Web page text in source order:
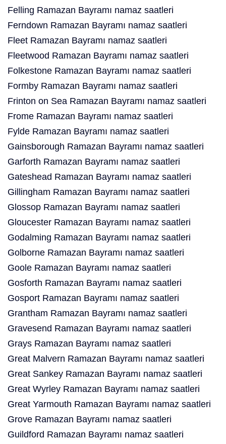
Felling Ramazan Bayramı namaz saatleri
Ferndown Ramazan Bayramı namaz saatleri
Fleet Ramazan Bayramı namaz saatleri
Fleetwood Ramazan Bayramı namaz saatleri
Folkestone Ramazan Bayramı namaz saatleri
Formby Ramazan Bayramı namaz saatleri
Frinton on Sea Ramazan Bayramı namaz saatleri
Frome Ramazan Bayramı namaz saatleri
Fylde Ramazan Bayramı namaz saatleri
Gainsborough Ramazan Bayramı namaz saatleri
Garforth Ramazan Bayramı namaz saatleri
Gateshead Ramazan Bayramı namaz saatleri
Gillingham Ramazan Bayramı namaz saatleri
Glossop Ramazan Bayramı namaz saatleri
Gloucester Ramazan Bayramı namaz saatleri
Godalming Ramazan Bayramı namaz saatleri
Golborne Ramazan Bayramı namaz saatleri
Goole Ramazan Bayramı namaz saatleri
Gosforth Ramazan Bayramı namaz saatleri
Gosport Ramazan Bayramı namaz saatleri
Grantham Ramazan Bayramı namaz saatleri
Gravesend Ramazan Bayramı namaz saatleri
Grays Ramazan Bayramı namaz saatleri
Great Malvern Ramazan Bayramı namaz saatleri
Great Sankey Ramazan Bayramı namaz saatleri
Great Wyrley Ramazan Bayramı namaz saatleri
Great Yarmouth Ramazan Bayramı namaz saatleri
Grove Ramazan Bayramı namaz saatleri
Guildford Ramazan Bayramı namaz saatleri